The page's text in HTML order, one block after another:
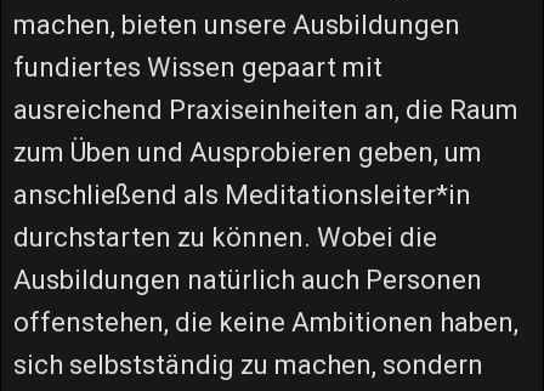
machen, bieten unsere Ausbildungen
fundiertes Wissen gepaart mit
ausreichend Praxiseinheiten an, die Raum
zum Üben und Ausprobieren geben, um
anschließend als Meditationsleiter*in
durchstarten zu können. Wobei die
Ausbildungen natürlich auch Personen
offenstehen, die keine Ambitionen haben,
sich selbstständig zu machen, sondern